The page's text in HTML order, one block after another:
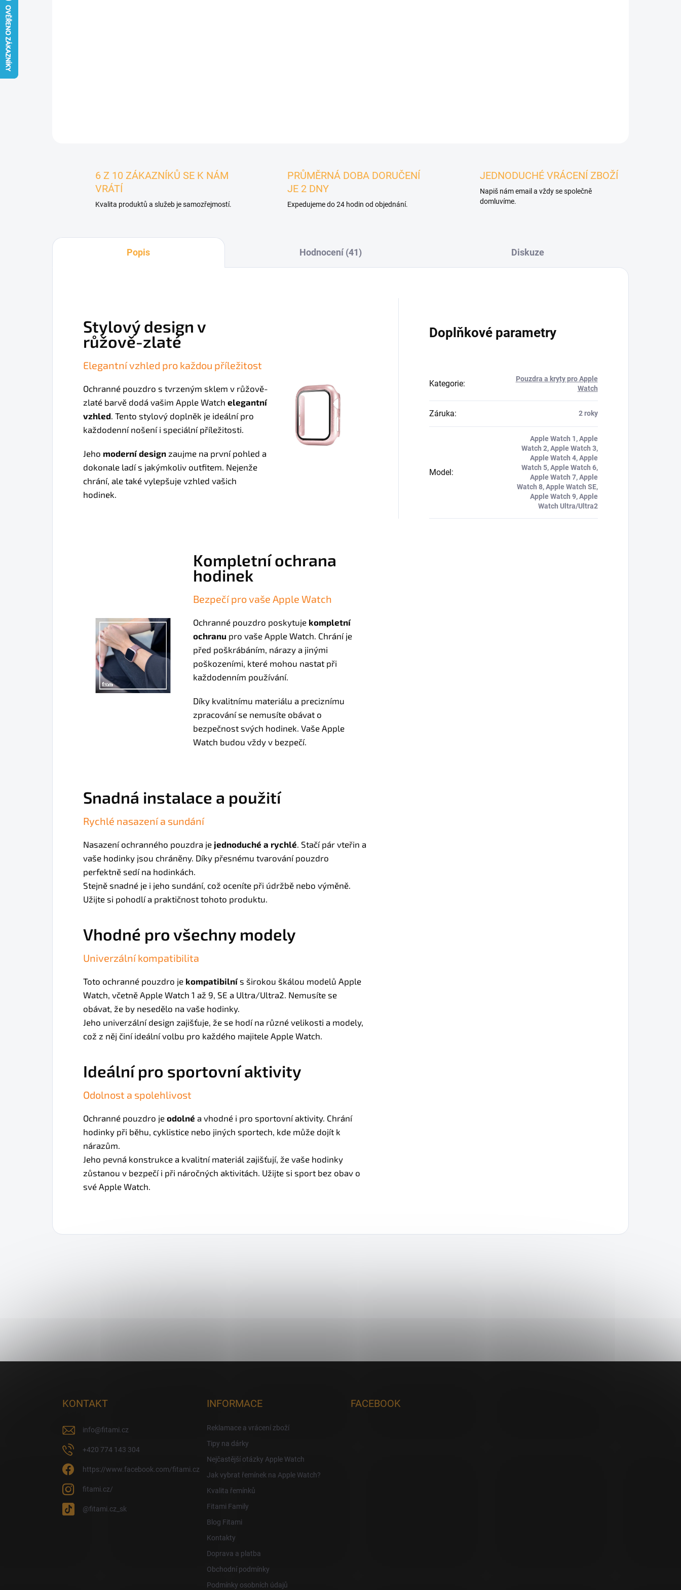
6 Z 10 ZÁKAZNÍKŮ SE K NÁM
VRÁTÍ
Kvalita produktů a služeb je samozřejmostí.
PRŮMĚRNÁ DOBA DORUČENÍ
JE 2 DNY
Expedujeme do 24 hodin od objednání.
JEDNODUCHÉ VRÁCENÍ ZBOŽÍ
Napiš nám email a vždy se společně
domluvíme.
Popis Hodnocení (41) Diskuze
Stylový design v
růžově-zlaté
Elegantní vzhled pro každou příležitost
Ochranné pouzdro s tvrzeným sklem v růžově-
zlaté barvě dodá vašim Apple Watch elegantní
vzhled. Tento stylový doplněk je ideální pro
každodenní nošení i speciální příležitosti.
Jeho moderní design zaujme na první pohled a
dokonale ladí s jakýmkoliv outfitem. Nejenže
chrání, ale také vylepšuje vzhled vašich
hodinek.
Kompletní ochrana
hodinek
Bezpečí pro vaše Apple Watch
Ochranné pouzdro poskytuje kompletní
ochranu pro vaše Apple Watch. Chrání je
před poškrábáním, nárazy a jinými
poškozeními, které mohou nastat při
každodenním používání.
Díky kvalitnímu materiálu a preciznímu
zpracování se nemusíte obávat o
bezpečnost svých hodinek. Vaše Apple
Watch budou vždy v bezpečí.
Snadná instalace a použití
Rychlé nasazení a sundání
Nasazení ochranného pouzdra je jednoduché a rychlé. Stačí pár vteřin a
vaše hodinky jsou chráněny. Díky přesnému tvarování pouzdro
perfektně sedí na hodinkách.
Stejně snadné je i jeho sundání, což oceníte při údržbě nebo výměně.
Užijte si pohodlí a praktičnost tohoto produktu.
Vhodné pro všechny modely
Univerzální kompatibilita
Toto ochranné pouzdro je kompatibilní s širokou škálou modelů Apple
Watch, včetně Apple Watch 1 až 9, SE a Ultra/Ultra2. Nemusíte se
obávat, že by nesedělo na vaše hodinky.
Jeho univerzální design zajišťuje, že se hodí na různé velikosti a modely,
což z něj činí ideální volbu pro každého majitele Apple Watch.
Ideální pro sportovní aktivity
Odolnost a spolehlivost
Ochranné pouzdro je odolné a vhodné i pro sportovní aktivity. Chrání
hodinky při běhu, cyklistice nebo jiných sportech, kde může dojít k
nárazům.
Jeho pevná konstrukce a kvalitní materiál zajišťují, že vaše hodinky
zůstanou v bezpečí i při náročných aktivitách. Užijte si sport bez obav o
své Apple Watch.
Doplňkové parametry
Kategorie:
Pouzdra a kryty pro Apple
Watch
Záruka: 2 roky
Model:
Apple Watch 1, Apple
Watch 2, Apple Watch 3,
Apple Watch 4, Apple
Watch 5, Apple Watch 6,
Apple Watch 7, Apple
Watch 8, Apple Watch SE,
Apple Watch 9, Apple
Watch Ultra/Ultra2
KONTAKT
info@fitami.cz
+420 774 143 304
https://www.facebook.com/fitami.cz
fitami.cz/
@fitami.cz_sk
INFORMACE
Reklamace a vrácení zboží
Tipy na dárky
Nejčastější otázky Apple Watch
Jak vybrat řemínek na Apple Watch?
Kvalita řemínků
Fitami Family
Blog Fitami
Kontakty
Doprava a platba
Obchodní podmínky
Podmínky osobních údajů
FACEBOOK